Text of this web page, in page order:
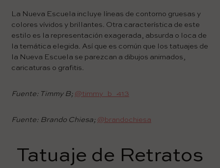
La Nueva Escuela incluye líneas de contorno gruesas y
colores vívidos y brillantes. Otra característica de este
estilo es la representación exagerada, absurda o loca de
la temática elegida. Así que es común que los tatuajes de
la Nueva Escuela se parezcan a dibujos animados,
caricaturas o grafitis.
Fuente: Timmy B; @timmy_b_413
Fuente: Brando Chiesa; @brandochiesa
Tatuaje de Retratos